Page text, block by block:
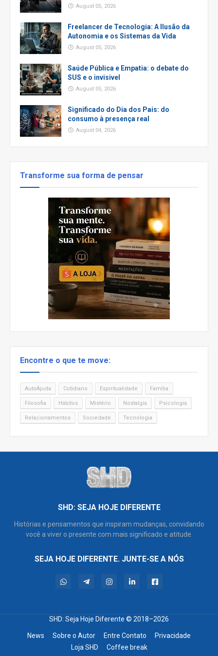
August 05, 2026
Freelancer de Tecnologia: A Ilusão da
Autonomia e os Sistemas da Vida
August 05, 2026
Saúde Pública e Empatia: o debate do
SUS e o invisivel
August 05, 2026
Significado do Dia dos Pais: do
consumo à presença real
August 04, 2026
Transforme sua forma de pensar
Encontre o que te move:
AutoAjuda Cotidiano Espiritualidade Família
Filosofia Hábitos Mistério Nostalgia Psicologia
Relacionamentos Sociedade Tecnologia
SHD: SEJA HOJE DIFERENTE
Histórias e pensamentos que inspiram mudanças, convidando
você a viver o presente com mais significado e atitude.
SEJA HOJE DIFERENTE. JUNTE-SE A NÓS
SHD: Seja Hoje Diferente © 2018–2026
News Sobre o Autor Entre Contato
Privacidade
Loja SHD
Coffee break